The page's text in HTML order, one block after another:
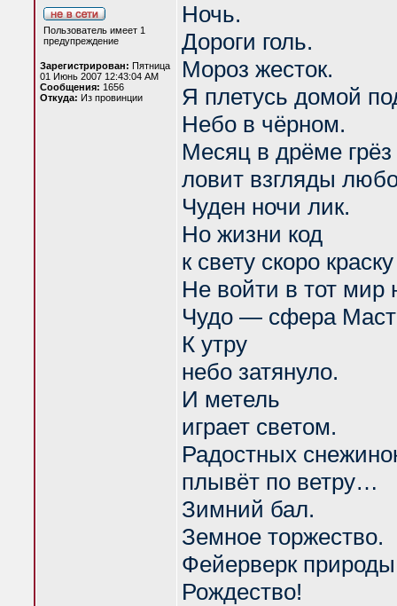
Пользователь имеет 1
предупреждение
Зарегистрирован: Пятница
01 Июнь 2007 12:43:04 AM
Сообщения: 1656
Откуда: Из провинции
Ночь.
Дороги голь.
Мороз жесток.
Я плетусь домой
Небо в чёрном.
Месяц в дрёме грёз
ловит взгляды
Чуден ночи лик.
Но жизни код
к свету скоро
Не войти в тот мир
Чудо — сфера
К утру
небо затянуло.
И метель
играет светом.
Радостных
плывёт по ветру…
Зимний бал.
Земное торжество.
Фейерверк
Рождество!